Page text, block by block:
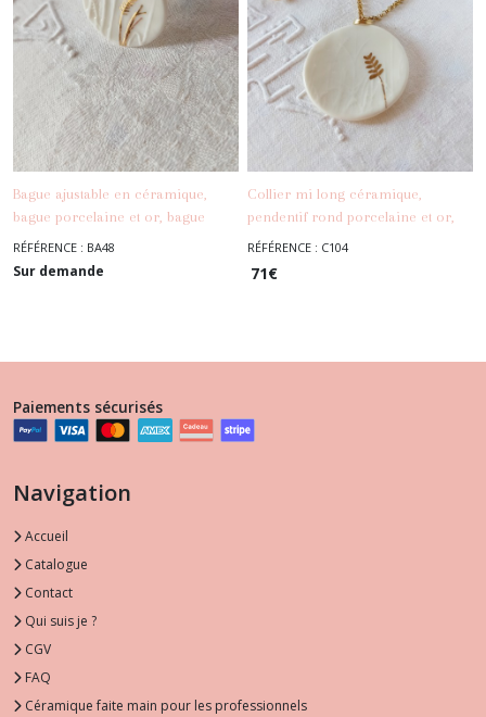
Bague ajustable en céramique,
bague porcelaine et or, bague
blanche et dorée, collection Eté
Indien
Bijoux
RÉFÉRENCE : BA48
Sur demande
Collier mi long céramique,
pendentif rond porcelaine et or,
collection Eté Indien, collier blanc
RÉFÉRENCE : C104
71€
Paiements sécurisés
Navigation
Accueil
Catalogue
Contact
Qui suis je ?
CGV
FAQ
Céramique faite main pour les professionnels